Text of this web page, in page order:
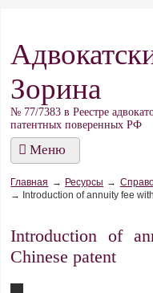
Зорина
№ 77/7383 в Реестре
патентных поверенных РФ
Меню
Главная → Ресурсы →
→ Introduction of annuity fee
Introduction of
Chinese patent